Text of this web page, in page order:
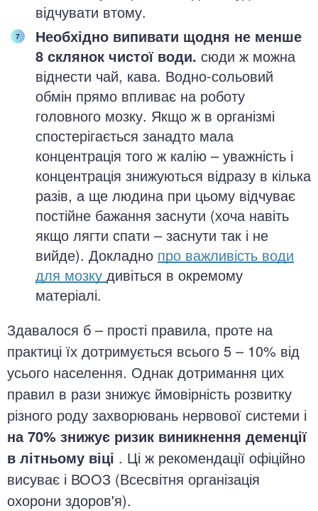
відчувати втому.
Необхідно випивати щодня не менше
8 склянок чистої води. сюди ж можна
віднести чай, кава. Водно-сольовий
обмін прямо впливає на роботу
головного мозку. Якщо ж в організмі
спостерігається занадто мала
концентрація того ж калію – уважність і
концентрація знижуються відразу в кілька
разів, а ще людина при цьому відчуває
постійне бажання заснути (хоча навіть
якщо лягти спати – заснути так і не
вийде). Докладно про важливість води
для мозку дивіться в окремому
матеріалі.
Здавалося б – прості правила, проте на
практиці їх дотримується всього 5 – 10% від
усього населення. Однак дотримання цих
правил в рази знижує ймовірність розвитку
різного роду захворювань нервової системи і
на 70% знижує ризик виникнення деменції
в літньому віці . Ці ж рекомендації офіційно
висуває і ВООЗ (Всесвітня організація
охорони здоров'я).